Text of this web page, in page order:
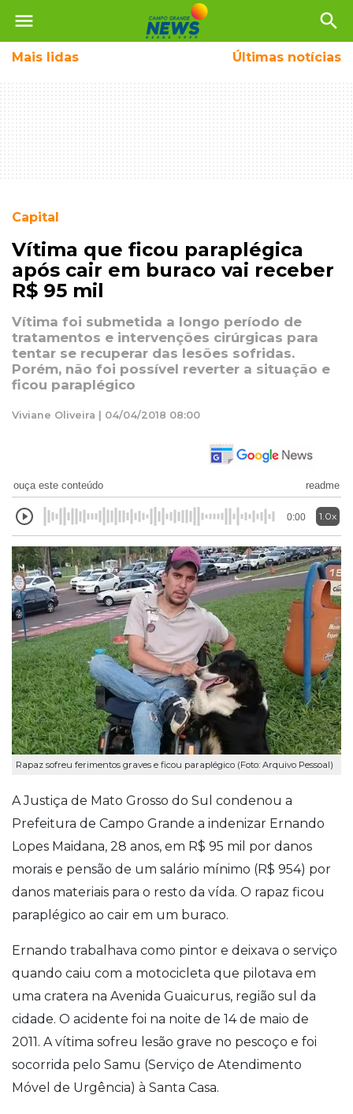
menu search
Mais lidas Últimas notícias
Capital
Vítima que ficou paraplégica
após cair em buraco vai receber
R$ 95 mil
Vítima foi submetida a longo período de
tratamentos e intervenções cirúrgicas para
tentar se recuperar das lesões sofridas.
Porém, não foi possível reverter a situação e
ficou paraplégico
Viviane Oliveira | 04/04/2018 08:00
ouça este conteúdo readme
0:00 1.0x
Rapaz sofreu ferimentos graves e ficou paraplégico (Foto: Arquivo Pessoal)
A Justiça de Mato Grosso do Sul condenou a
Prefeitura de Campo Grande a indenizar Ernando
Lopes Maidana, 28 anos, em R$ 95 mil por danos
morais e pensão de um salário mínimo (R$ 954) por
danos materiais para o resto da vída. O rapaz ficou
paraplégico ao cair em um buraco.
Ernando trabalhava como pintor e deixava o serviço
quando caiu com a motocicleta que pilotava em
uma cratera na Avenida Guaicurus, região sul da
cidade. O acidente foi na noite de 14 de maio de
2011. A vítima sofreu lesão grave no pescoço e foi
socorrida pelo Samu (Serviço de Atendimento
Móvel de Urgência) à Santa Casa.